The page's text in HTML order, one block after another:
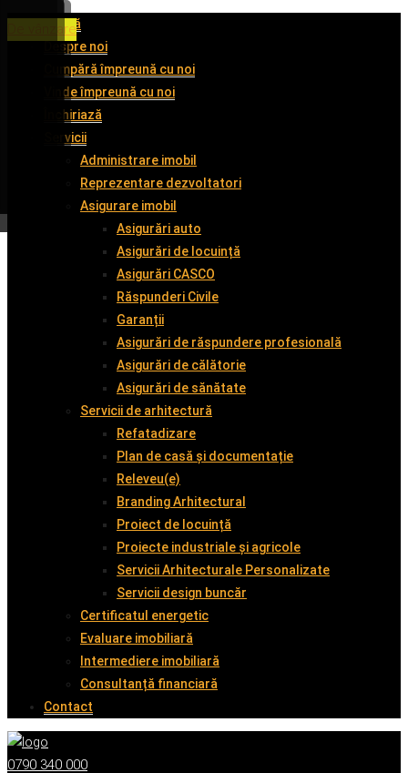
Acasă
Despre noi
Cumpără împreună cu noi
Vinde împreună cu noi
Închiriază
Servicii
Administrare imobil
Reprezentare dezvoltatori
Asigurare imobil
Asigurări auto
Asigurări de locuință
Asigurări CASCO
Răspunderi Civile
Garanții
Asigurări de răspundere profesională
Asigurări de călătorie
Asigurări de sănătate
Servicii de arhitectură
Refatadizare
Plan de casă și documentație
Releveu(e)
Branding Arhitectural
Proiect de locuință
Proiecte industriale și agricole
Servicii Arhitecturale Personalizate
Servicii design buncăr
Certificatul energetic
Evaluare imobiliară
Intermediere imobiliară
Consultanță financiară
Contact
0790 340 000
De închiriat
De închiriat
De închiriat
De vânzare